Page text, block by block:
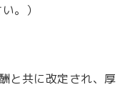
。）
と共に改定され、厚